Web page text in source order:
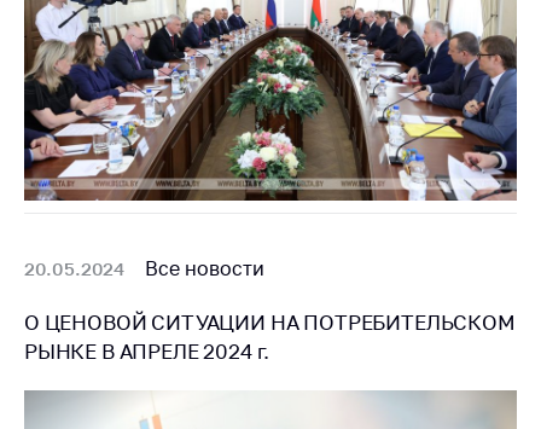
20.05.2024 Все новости
О ЦЕНОВОЙ СИТУАЦИИ НА ПОТРЕБИТЕЛЬСКОМ
РЫНКЕ В АПРЕЛЕ 2024 г.